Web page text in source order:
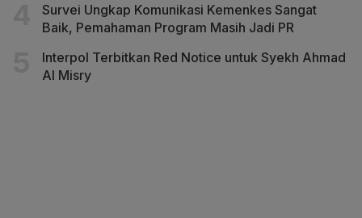
Survei Ungkap Komunikasi Kemenkes Sangat
Baik, Pemahaman Program Masih Jadi PR
Interpol Terbitkan Red Notice untuk Syekh Ahmad
Al Misry